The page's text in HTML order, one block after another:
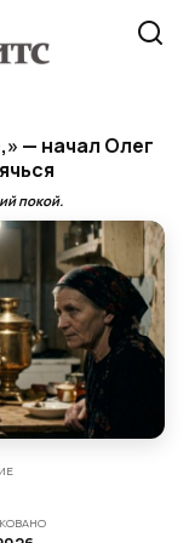
— начал Олег
покой.